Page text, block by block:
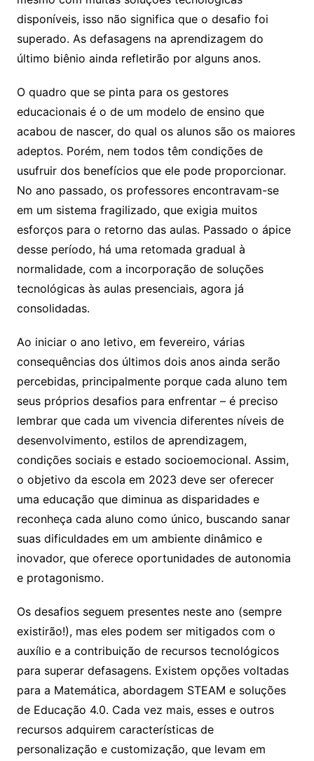
disponíveis, isso não significa que o desafio foi
superado. As defasagens na aprendizagem do
último biênio ainda refletirão por alguns anos.
O quadro que se pinta para os gestores
educacionais é o de um modelo de ensino que
acabou de nascer, do qual os alunos são os maiores
adeptos. Porém, nem todos têm condições de
usufruir dos benefícios que ele pode proporcionar.
No ano passado, os professores encontravam-se
em um sistema fragilizado, que exigia muitos
esforços para o retorno das aulas. Passado o ápice
desse período, há uma retomada gradual à
normalidade, com a incorporação de soluções
tecnológicas às aulas presenciais, agora já
consolidadas.
Ao iniciar o ano letivo, em fevereiro, várias
consequências dos últimos dois anos ainda serão
percebidas, principalmente porque cada aluno tem
seus próprios desafios para enfrentar – é preciso
lembrar que cada um vivencia diferentes níveis de
desenvolvimento, estilos de aprendizagem,
condições sociais e estado socioemocional. Assim,
o objetivo da escola em 2023 deve ser oferecer
uma educação que diminua as disparidades e
reconheça cada aluno como único, buscando sanar
suas dificuldades em um ambiente dinâmico e
inovador, que oferece oportunidades de autonomia
e protagonismo.
Os desafios seguem presentes neste ano (sempre
existirão!), mas eles podem ser mitigados com o
auxílio e a contribuição de recursos tecnológicos
para superar defasagens. Existem opções voltadas
para a Matemática, abordagem STEAM e soluções
de Educação 4.0. Cada vez mais, esses e outros
recursos adquirem características de
personalização e customização, que levam em